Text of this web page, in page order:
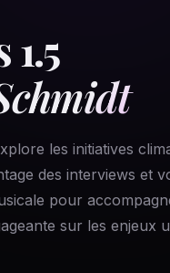
les initiatives
des interviews et
pour
sur les enjeux